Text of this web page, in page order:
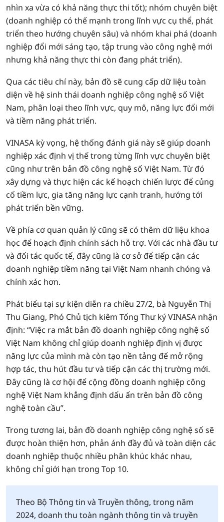
nhìn xa vừa có khả năng thực thi tốt); nhóm chuyên biệt
(doanh nghiệp có thế mạnh trong lĩnh vực cụ thể, phát
triển theo hướng chuyên sâu) và nhóm khai phá (doanh
nghiệp đổi mới sáng tạo, tập trung vào công nghệ mới
nhưng khả năng thực thi còn đang phát triển).
Qua các tiêu chí này, bản đồ sẽ cung cấp dữ liệu toàn
diện về hệ sinh thái doanh nghiệp công nghệ số Việt
Nam, phân loại theo lĩnh vực, quy mô, năng lực đổi mới
và tiềm năng phát triển.
VINASA kỳ vọng, hệ thống đánh giá này sẽ giúp doanh
nghiệp xác định vị thế trong từng lĩnh vực chuyên biệt
cũng như trên bản đồ công nghệ số Việt Nam. Từ đó
xây dựng và thực hiện các kế hoạch chiến lược để củng
cố tiềm lực, gia tăng năng lực cạnh tranh, hướng tới
phát triển bền vững.
Về phía cơ quan quản lý cũng sẽ có thêm dữ liệu khoa
học để hoạch định chính sách hỗ trợ. Với các nhà đầu tư
và đối tác quốc tế, đây cũng là cơ sở để tiếp cận các
doanh nghiệp tiềm năng tại Việt Nam nhanh chóng và
chính xác hơn.
Phát biểu tại sự kiện diễn ra chiều 27/2, bà Nguyễn Thị
Thu Giang, Phó Chủ tịch kiêm Tổng Thư ký VINASA nhận
định: “Việc ra mắt bản đồ doanh nghiệp công nghệ số
Việt Nam không chỉ giúp doanh nghiệp định vị được
năng lực của mình mà còn tạo nền tảng để mở rộng
hợp tác, thu hút đầu tư và tiếp cận các thị trường mới.
Đây cũng là cơ hội để cộng đồng doanh nghiệp công
nghệ Việt Nam khẳng định dấu ấn trên bản đồ công
nghệ toàn cầu”.
Trong tương lai, bản đồ doanh nghiệp công nghệ số sẽ
được hoàn thiện hơn, phản ánh đầy đủ và toàn diện các
doanh nghiệp thuộc nhiều phân khúc khác nhau,
không chỉ giới hạn trong Top 10.
Theo Bộ Thông tin và Truyền thông, trong năm
2024, doanh thu toàn ngành thông tin và truyền